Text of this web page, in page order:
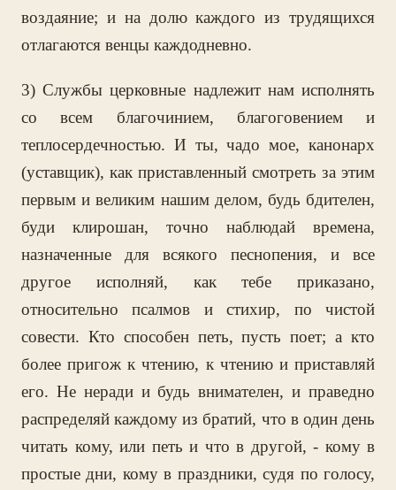
воздаяние; и на долю каждого из трудящихся
отлагаются венцы каждодневно.
3) Службы церковные надлежит нам исполнять
со всем благочинием, благоговением и
теплосердечностью. И ты, чадо мое, канонарх
(уставщик), как приставленный смотреть за этим
первым и великим нашим делом, будь бдителен,
буди клирошан, точно наблюдай времена,
назначенные для всякого песнопения, и все
другое исполняй, как тебе приказано,
относительно псалмов и стихир, по чистой
совести. Кто способен петь, пусть поет; а кто
более пригож к чтению, к чтению и приставляй
его. Не неради и будь внимателен, и праведно
распределяй каждому из братий, что в один день
читать кому, или петь и что в другой, - кому в
простые дни, кому в праздники, судя по голосу,